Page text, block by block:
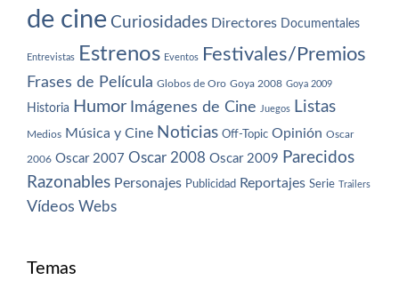
de cine Curiosidades Directores Documentales
Entrevistas Estrenos Eventos Festivales/Premios
Frases de Película Globos de Oro Goya 2008 Goya 2009
Historia Humor Imágenes de Cine Juegos Listas
Medios Música y Cine Noticias Off-Topic Opinión Oscar
2006 Oscar 2007 Oscar 2008 Oscar 2009 Parecidos
Razonables Personajes Publicidad Reportajes Serie Trailers
Vídeos Webs
Temas